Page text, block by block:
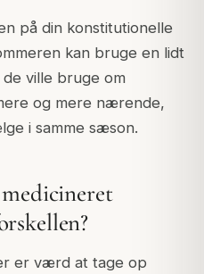
på din konstitutionelle
kan bruge en lidt
ville bruge om
og mere nærende,
i samme sæson.
er værd at tage op